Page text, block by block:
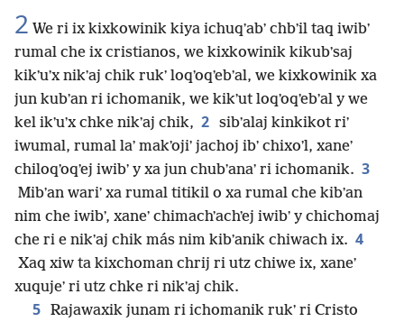
2 We ri ix kixkowinik kiya ichuqʼabʼ chbʼil taq iwibʼ
rumal che ix cristianos, we kixkowinik kikubʼsaj
kikʼuʼx nikʼaj chik rukʼ loqʼoqʼebʼal, we kixkowinik xa
jun kubʼan ri ichomanik, we kikʼut loqʼoqʼebʼal y we
kel ikʼuʼx chke nikʼaj chik, 2 sibʼalaj kinkikot riʼ
iwumal, rumal laʼ makʼojiʼ jachoj ibʼ chixoʼl, xaneʼ
chiloqʼoqʼej iwibʼ y xa jun chubʼanaʼ ri ichomanik. 3
Mibʼan wariʼ xa rumal titikil o xa rumal che kibʼan
nim che iwibʼ, xaneʼ chimachʼachʼej iwibʼ y chichomaj
che ri e nikʼaj chik más nim kibʼanik chiwach ix. 4
Xaq xiw ta kixchoman chrij ri utz chiwe ix, xaneʼ
xuqujeʼ ri utz chke ri nikʼaj chik.
5 Rajawaxik junam ri ichomanik rukʼ ri Cristo